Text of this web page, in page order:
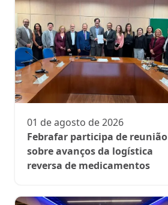
01 de agosto de 2026
Febrafar participa de reunião
sobre avanços da logística
reversa de medicamentos